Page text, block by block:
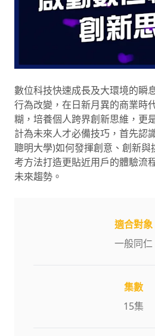
數位科技快速成長及大環境的瞬
行為改變，在日新月異的商業時
糊，培養個人跨界創新思維，更
計為未來人才必備技巧，首先認
聰明大學)如何發揮創意、創新與
考方法打造更貼近用戶的體驗流
未來趨勢。
適合對象
一般同仁
集數
15集